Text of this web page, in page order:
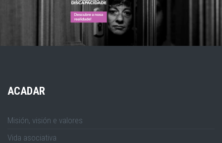
ACADAR
Misión, visión e valores
Vida asociativa